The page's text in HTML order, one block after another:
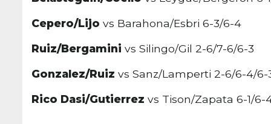
Cepero/Lijo vs Barahona/Esbri 6-3/6-4
Ruiz/Bergamini vs Silingo/Gil 2-6/7-6/6-3
Gonzalez/Ruiz vs Sanz/Lamperti 2-6/6-4/6-
Rico Dasi/Gutierrez vs Tison/Zapata 6-1/6-